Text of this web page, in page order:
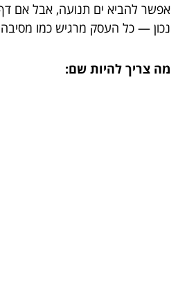
אפשר להביא ים תנועה, אבל אם
נכון — כל העסק מרגיש כמו מסיבה
מה צריך להיות שם: